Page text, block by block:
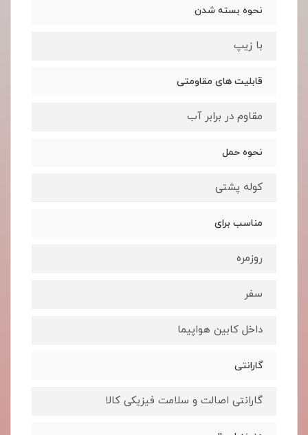
نحوه بسته شدن
با زیپ
قابلیت های مقاومتی
مقاوم در برابر آب
نحوه حمل
کوله پشتی
مناسب برای
روزمره
سفر
داخل کابین هواپیما
گارانتی
گارانتی اصالت و سلامت فیزیکی کالا